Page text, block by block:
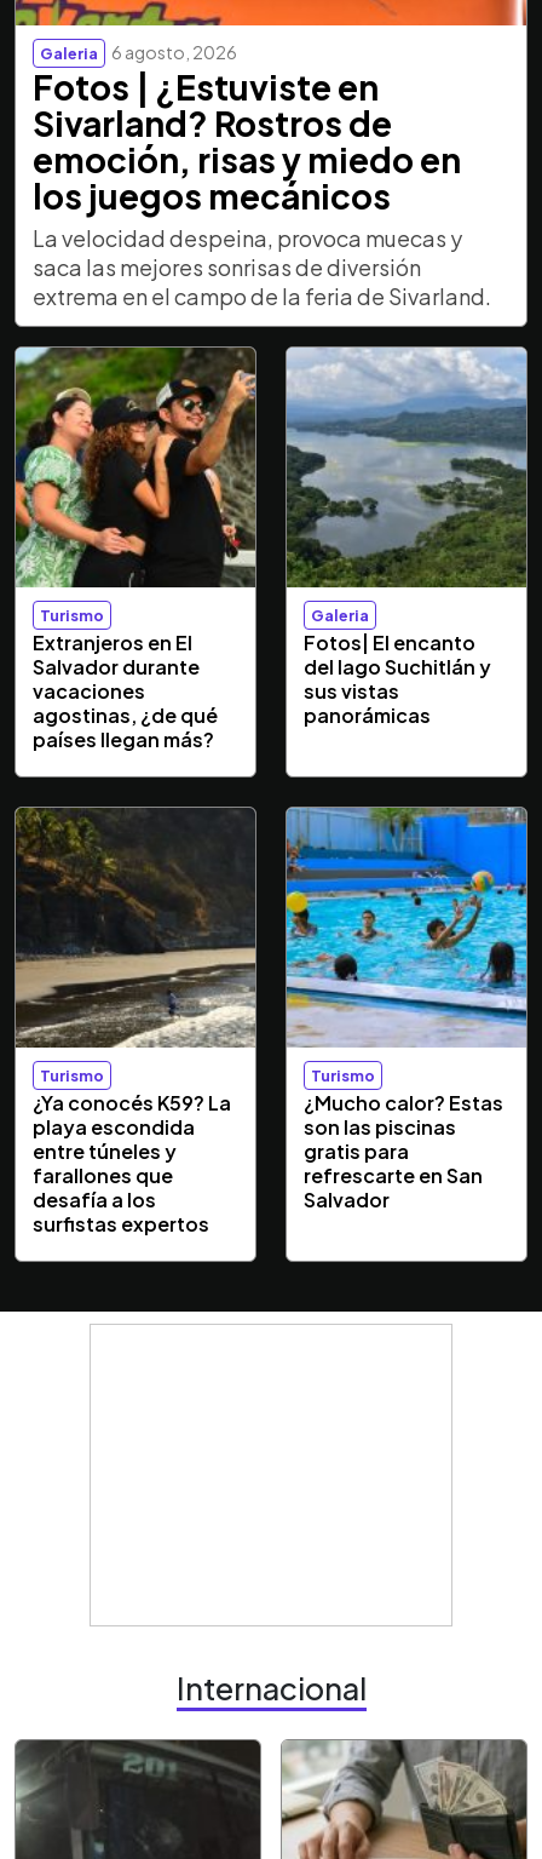
Galeria 6 agosto, 2026
Fotos | ¿Estuviste en
Sivarland? Rostros de
emoción, risas y miedo en
los juegos mecánicos
La velocidad despeina, provoca muecas y
saca las mejores sonrisas de diversión
extrema en el campo de la feria de Sivarland.
Turismo
Extranjeros en El
Salvador durante
vacaciones
agostinas, ¿de qué
países llegan más?
Galeria
Fotos| El encanto
del lago Suchitlán y
sus vistas
panorámicas
Turismo
¿Ya conocés K59? La
playa escondida
entre túneles y
farallones que
desafía a los
surfistas expertos
Turismo
¿Mucho calor? Estas
son las piscinas
gratis para
refrescarte en San
Salvador
Internacional